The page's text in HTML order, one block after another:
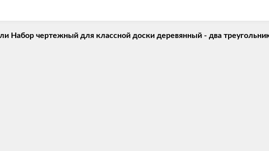
Набор чертежный для классной доски деревянный - два